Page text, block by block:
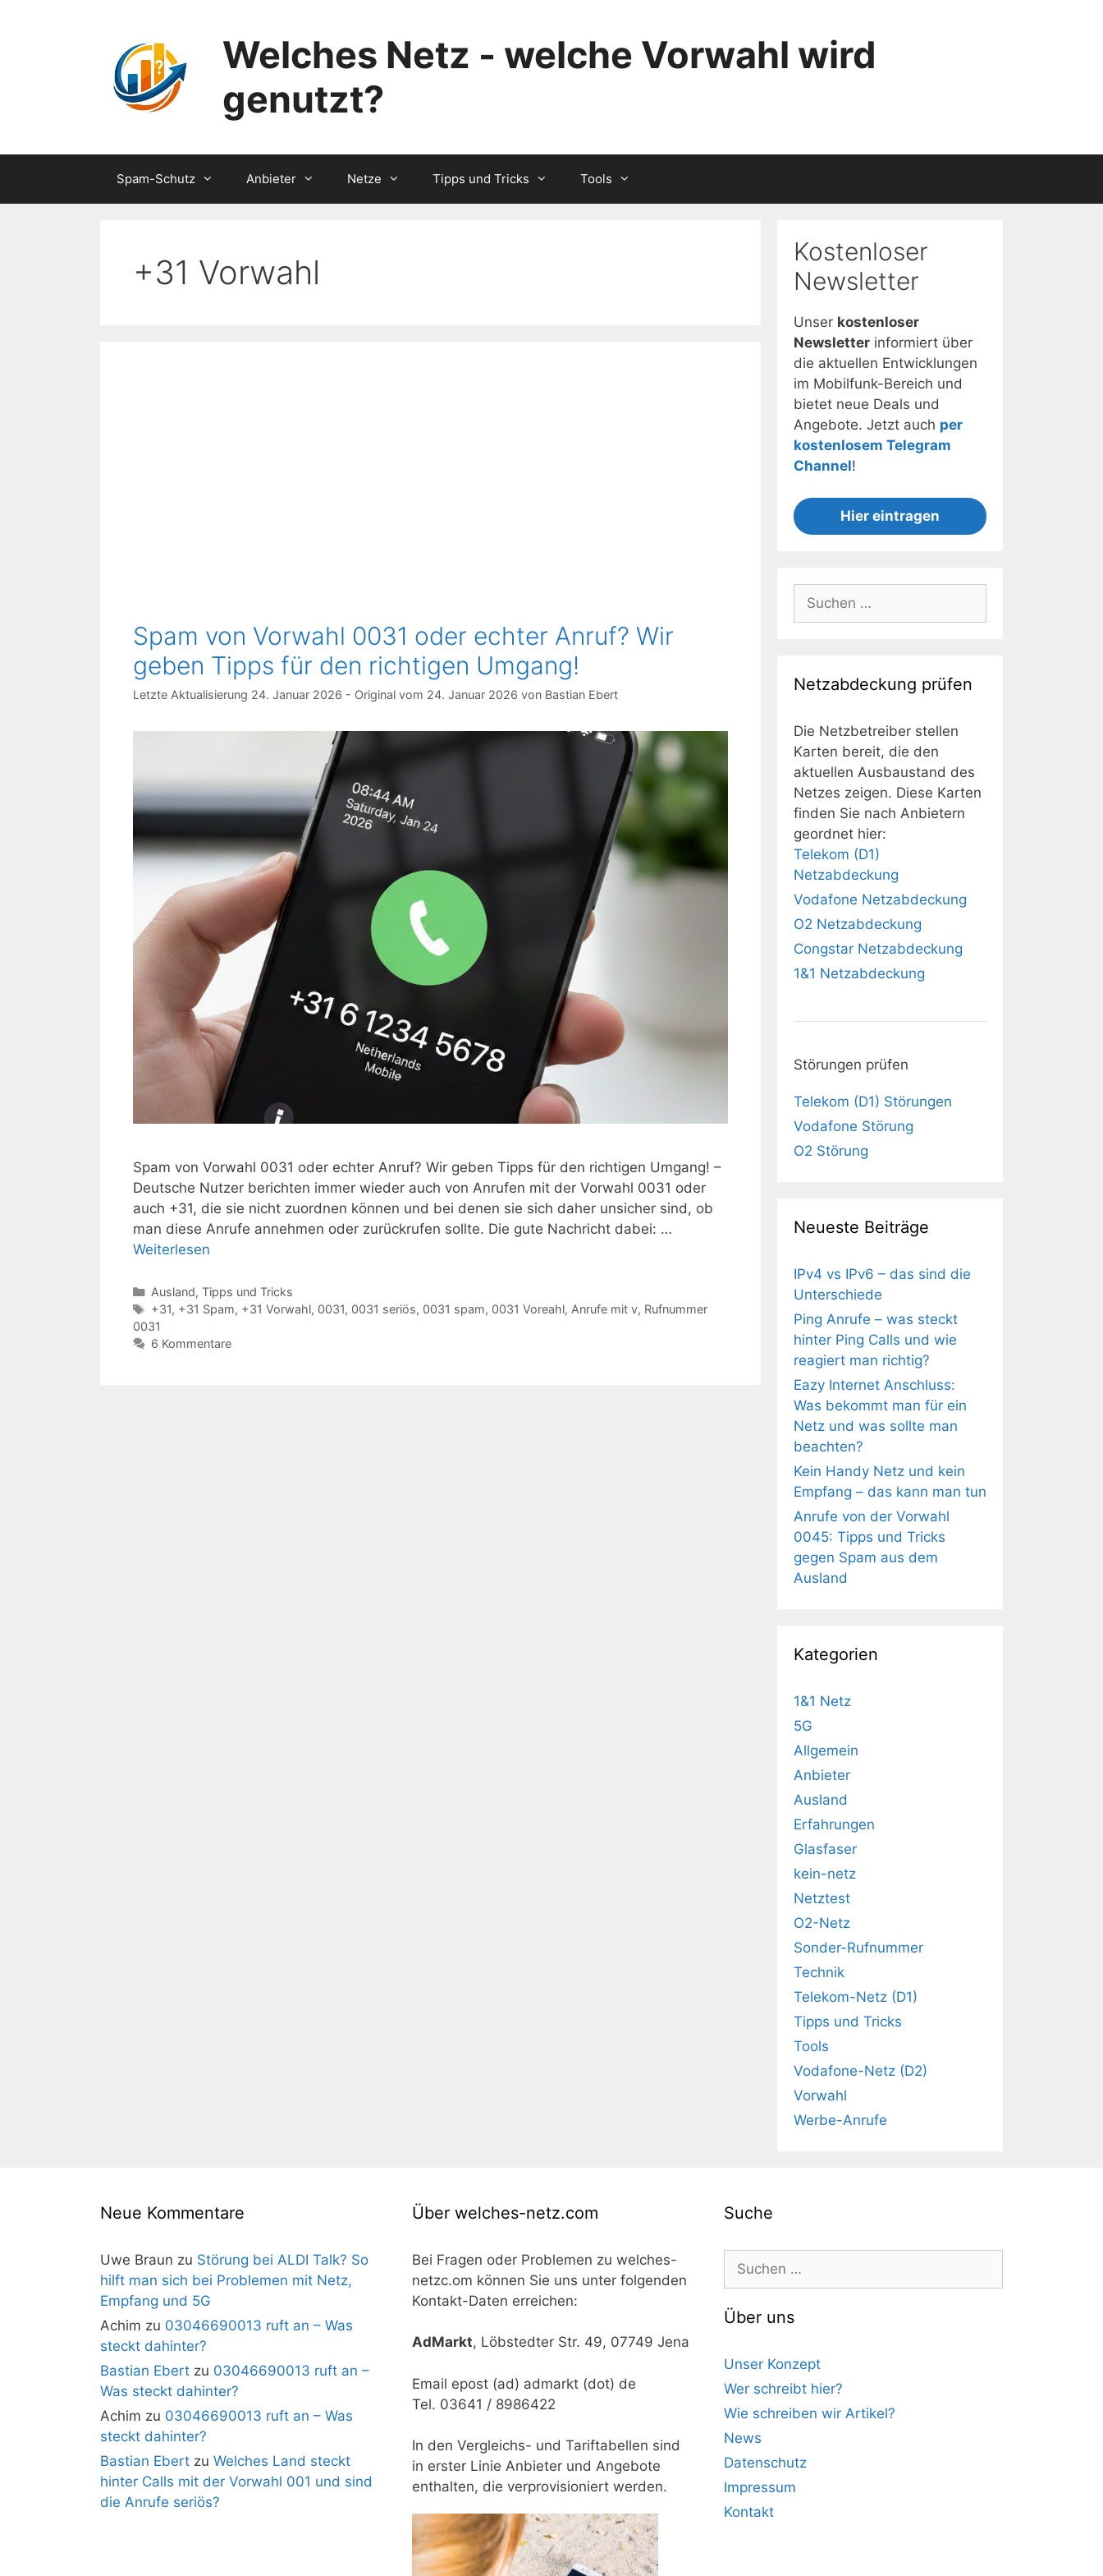
Welches Netz - welche Vorwahl wird
genutzt?
Spam-Schutz Anbieter Netze Tipps und Tricks Tools
+31 Vorwahl
Spam von Vorwahl 0031 oder echter Anruf? Wir
geben Tipps für den richtigen Umgang!
24. Januar 2026 24. Januar 2026 von Bastian Ebert
Spam von Vorwahl 0031 oder echter Anruf? Wir geben Tipps für den richtigen Umgang! –
Deutsche Nutzer berichten immer wieder auch von Anrufen mit der Vorwahl 0031 oder
auch +31, die sie nicht zuordnen können und bei denen sie sich daher unsicher sind, ob
man diese Anrufe annehmen oder zurückrufen sollte. Die gute Nachricht dabei: …
Weiterlesen
Kategorien
Ausland, Tipps und Tricks
Schlagwörter
+31, +31 Spam, +31 Vorwahl, 0031, 0031 seriös, 0031 spam, 0031 Voreahl, Anrufe mit v, Rufnummer
0031
6 Kommentare
Kostenloser
Newsletter
Unser kostenloser
Newsletter informiert über
die aktuellen Entwicklungen
im Mobilfunk-Bereich und
bietet neue Deals und
Angebote. Jetzt auch per
kostenlosem Telegram
Channel!
Hier eintragen
nach:
Netzabdeckung prüfen
Die Netzbetreiber stellen
Karten bereit, die den
aktuellen Ausbaustand des
Netzes zeigen. Diese Karten
finden Sie nach Anbietern
geordnet hier:
Telekom (D1)
Netzabdeckung
Vodafone Netzabdeckung
O2 Netzabdeckung
Congstar Netzabdeckung
1&1 Netzabdeckung
Störungen prüfen
Telekom (D1) Störungen
Vodafone Störung
O2 Störung
Neueste Beiträge
IPv4 vs IPv6 – das sind die
Unterschiede
Ping Anrufe – was steckt
hinter Ping Calls und wie
reagiert man richtig?
Eazy Internet Anschluss:
Was bekommt man für ein
Netz und was sollte man
beachten?
Kein Handy Netz und kein
Empfang – das kann man tun
Anrufe von der Vorwahl
0045: Tipps und Tricks
gegen Spam aus dem
Ausland
Kategorien
1&1 Netz
5G
Allgemein
Anbieter
Ausland
Erfahrungen
Glasfaser
kein-netz
Netztest
O2-Netz
Sonder-Rufnummer
Technik
Telekom-Netz (D1)
Tipps und Tricks
Tools
Vodafone-Netz (D2)
Vorwahl
Werbe-Anrufe
Neue Kommentare
Uwe Braun zu Störung bei ALDI Talk? So
hilft man sich bei Problemen mit Netz,
Empfang und 5G
Achim zu 03046690013 ruft an – Was
steckt dahinter?
Bastian Ebert zu 03046690013 ruft an –
Was steckt dahinter?
Achim zu 03046690013 ruft an – Was
steckt dahinter?
Bastian Ebert zu Welches Land steckt
hinter Calls mit der Vorwahl 001 und sind
die Anrufe seriös?
Über welches-netz.com
Bei Fragen oder Problemen zu welches-
netzc.om können Sie uns unter folgenden
Kontakt-Daten erreichen:
AdMarkt, Löbstedter Str. 49, 07749 Jena
Email epost (ad) admarkt (dot) de
Tel. 03641 / 8986422
In den Vergleichs- und Tariftabellen sind
in erster Linie Anbieter und Angebote
enthalten, die verprovisioniert werden.
Suche
nach:
Über uns
Unser Konzept
Wer schreibt hier?
Wie schreiben wir Artikel?
News
Datenschutz
Impressum
Kontakt